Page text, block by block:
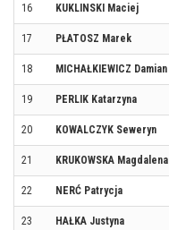
16 KUKLINSKI Maciej
17 PŁATOSZ Marek
18 MICHAŁKIEWICZ Damian
19 PERLIK Katarzyna
20 KOWALCZYK Seweryn
21 KRUKOWSKA Magdalena
22 NERĆ Patrycja
23 HAŁKA Justyna